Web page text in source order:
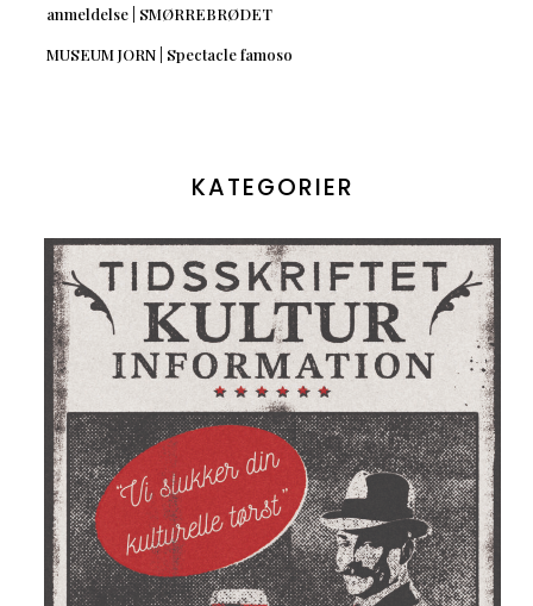
anmeldelse | SMØRREBRØDET
MUSEUM JORN | Spectacle famoso
KATEGORIER